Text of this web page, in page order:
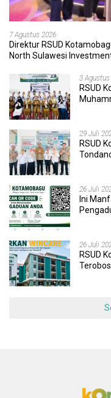
7 Agustus 2026
Direktur RSUD
North Sulawesi
3 Agustus
RSUD
29 Juli
RSUD
26 Juli
Ini
26 Juli
RSUD